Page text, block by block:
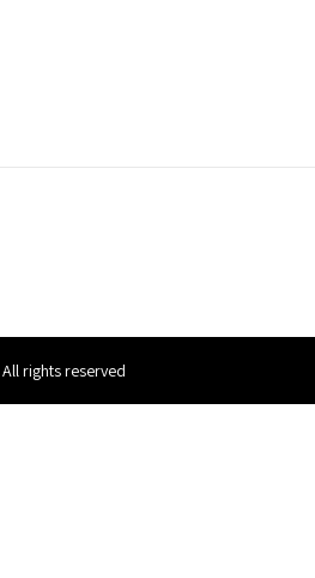
rights reserved